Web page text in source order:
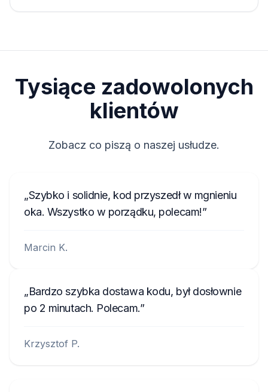
Tysiące zadowolonych
klientów
Zobacz co piszą o naszej usłudze.
Szybko i solidnie, kod przyszedł w mgnieniu
oka. Wszystko w porządku, polecam!
Marcin K.
Bardzo szybka dostawa kodu, był dosłownie
po 2 minutach. Polecam.
Krzysztof P.